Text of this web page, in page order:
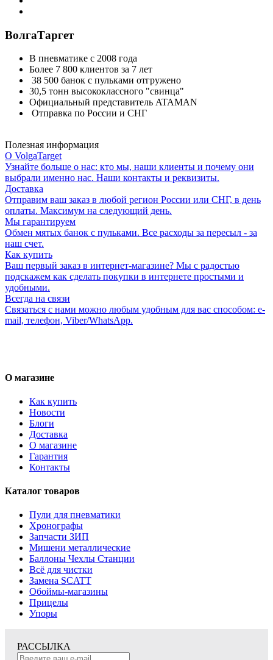
ВолгаТаргет
В пневматике с 2008 года
Более 7 800 клиентов за 7 лет
38 500 банок с пульками отгружено
30,5 тонн высококлассного "свинца"
Официальный представитель ATAMAN
Отправка по России и СНГ
Полезная информация
О VolgaTarget
Узнайте больше о нас: кто мы, наши клиенты и почему они
выбрали именно нас. Наши контакты и реквизиты.
Доставка
Отправим ваш заказ в любой регион России или СНГ, в день
оплаты. Максимум на следующий день.
Мы гарантируем
Обмен мятых банок с пульками. Все расходы за пересыл - за
наш счет.
Как купить
Ваш первый заказ в интернет-магазине? Мы с радостью
подскажем как сделать покупки в интернете простыми и
удобными.
Всегда на связи
Связаться с нами можно любым удобным для вас способом: e-
mail, телефон, Viber/WhatsApp.
О магазине
Как купить
Новости
Блоги
Доставка
О магазине
Гарантия
Контакты
Каталог товаров
Пули для пневматики
Хронографы
Запчасти ЗИП
Мишени металлические
Баллоны Чехлы Станции
Всё для чистки
Замена SCATT
Обоймы-магазины
Прицелы
Упоры
РАССЫЛКА